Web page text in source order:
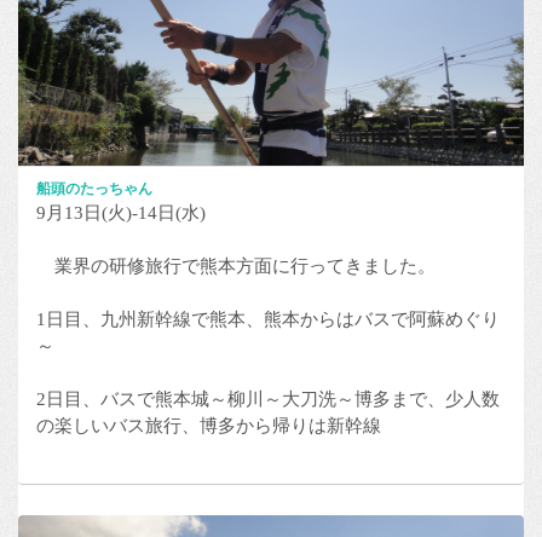
船頭のたっちゃん
9月13日(火)-14日(水)
業界の研修旅行で熊本方面に行ってきました。
1日目、九州新幹線で熊本、熊本からはバスで阿蘇めぐり
～
2日目、バスで熊本城～柳川～大刀洗～博多まで、少人数
の楽しいバス旅行、博多から帰りは新幹線